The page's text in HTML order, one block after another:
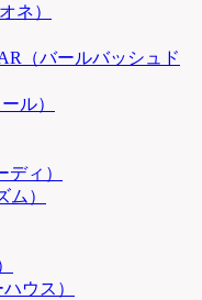
ネ）
（バールバッシュド
ル）
ィ）
ム）
ウス）